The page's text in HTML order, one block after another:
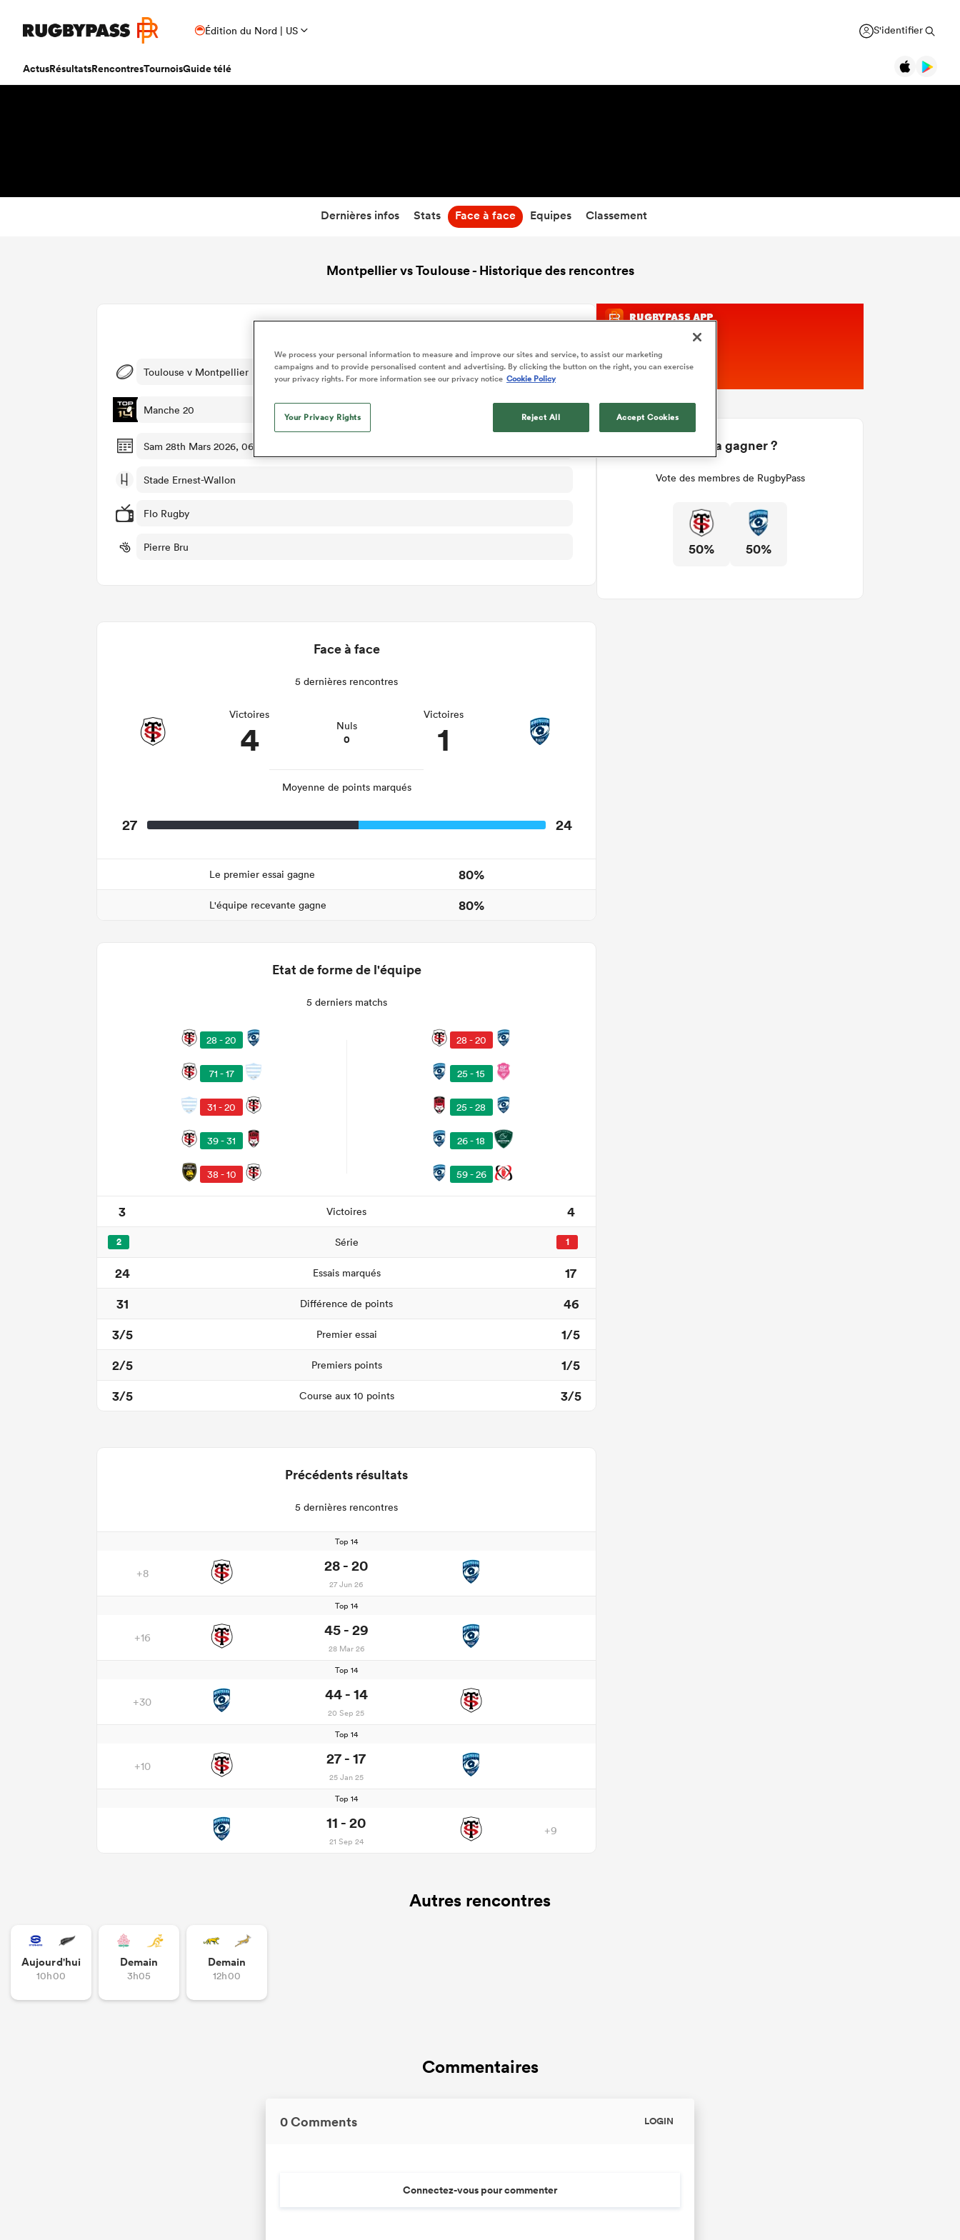
Édition du Nord | US S'identifier
ActusRésultatsRencontresTournoisGuide télé
Dernières infos Stats Face à face Equipes Classement
Montpellier vs Toulouse - Historique des rencontres
Qui va gagner ?
Vote des membres de RugbyPass
50% 50%
Toulouse v Montpellier
Manche 20
Sam 28th Mars 2026, 06:30am PDT
Stade Ernest-Wallon
Flo Rugby
Pierre Bru
Face à face
5 dernières rencontres
Victoires
4 Nuls
0
Victoires
1
Moyenne de points marqués
27 24
Le premier essai gagne 80%
L'équipe recevante gagne 80%
Etat de forme de l'équipe
5 derniers matchs
28 - 20
71 - 17
31 - 20
39 - 31
38 - 10
28 - 20
25 - 15
25 - 28
26 - 18
59 - 26
3 Victoires 4
2 Série 1
24 Essais marqués
17
31
Différence de points
46
3/5
Premier essai
1/5
2/5
Premiers points
1/5
3/5
Course aux 10 points 3/5
Précédents résultats
5 dernières rencontres
Top 14
+8 28 - 20
27 Jun 26
Top 14
+16 45 - 29
28 Mar 26
Top 14
+30 44 - 14
20 Sep 25
Top 14
+10 27 - 17
25 Jan 25
Top 14
11 - 20
21 Sep 24
+9
Autres rencontres
Aujourd'hui
10h00
Demain
3h05
Demain
12h00
Commentaires
0 Comments LOGIN
Connectez-vous pour commenter
We process your personal information to measure and improve our sites and service, to assist our marketing
campaigns and to provide personalised content and advertising. By clicking the button on the right, you can exercise
your privacy rights. For more information see our privacy notice Cookie Policy
Your Privacy Rights Reject All Accept Cookies